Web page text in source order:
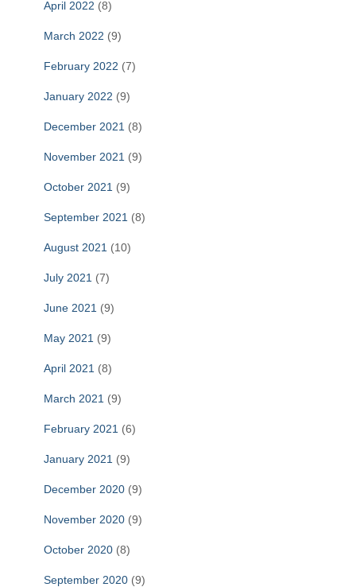
April 2022 (8)
March 2022 (9)
February 2022 (7)
January 2022 (9)
December 2021 (8)
November 2021 (9)
October 2021 (9)
September 2021 (8)
August 2021 (10)
July 2021 (7)
June 2021 (9)
May 2021 (9)
April 2021 (8)
March 2021 (9)
February 2021 (6)
January 2021 (9)
December 2020 (9)
November 2020 (9)
October 2020 (8)
September 2020 (9)